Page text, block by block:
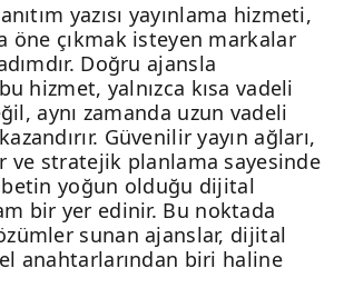
yazısı yayınlama hizmeti,
öne çıkmak isteyen markalar
Doğru ajansla
bu hizmet, yalnızca kısa vadeli
aynı zamanda uzun vadeli
Güvenilir yayın ağları,
ve stratejik planlama sayesinde
yoğun olduğu dijital
bir yer edinir. Bu noktada
sunan ajanslar, dijital
anahtarlarından biri haline